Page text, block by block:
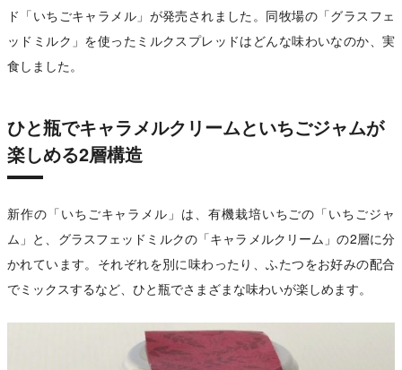
ド「いちごキャラメル」が発売されました。同牧場の「グラスフェ
ッドミルク」を使ったミルクスプレッドはどんな味わいなのか、実
食しました。
ひと瓶でキャラメルクリームといちごジャムが
楽しめる2層構造
新作の「いちごキャラメル」は、有機栽培いちごの「いちごジャ
ム」と、グラスフェッドミルクの「キャラメルクリーム」の2層に分
かれています。それぞれを別に味わったり、ふたつをお好みの配合
でミックスするなど、ひと瓶でさまざまな味わいが楽しめます。